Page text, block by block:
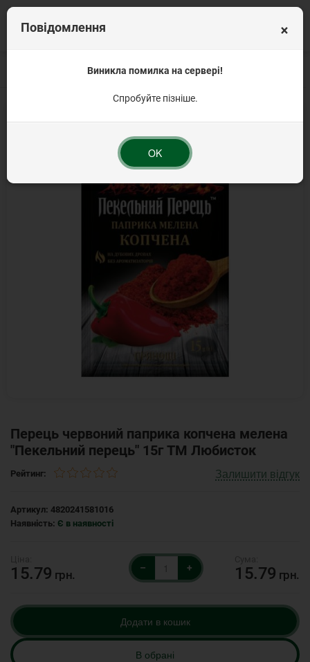
Приправи та прянощі Перець мелений Перець червоний
Перець червоний паприка копчена мелена
"Пекельний перець" 15г ТМ Любисток
Рейтинг: Залишити відгук
Артикул: 4820241581016
Наявність: Є в наявності
15.79 грн.
– + 15.79 грн.
Додати в кошик
В обрані
×
Повідомлення
Виникла помилка на сервері!
Спробуйте пізніше.
OK